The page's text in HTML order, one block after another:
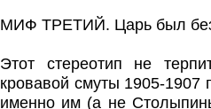
МИФ ТРЕТИЙ. Царь был
Этот стереотип не
кровавой смуты 1905-1907
именно им (а не